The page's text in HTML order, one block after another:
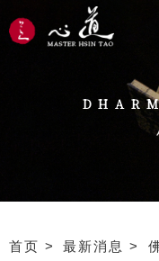
首页 最新消息